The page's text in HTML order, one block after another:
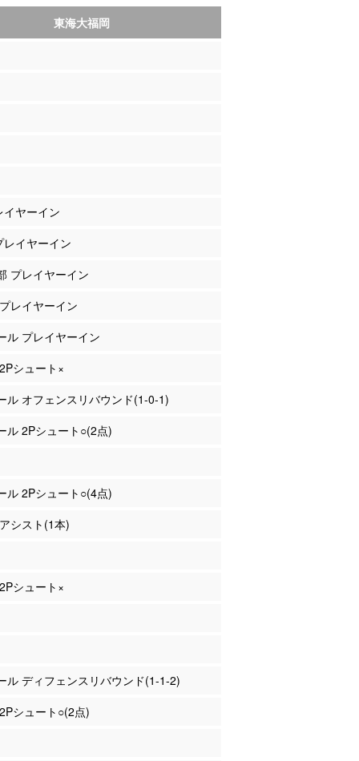
東海大福岡
ヤーイン
イヤーイン
プレイヤーイン
レイヤーイン
ル プレイヤーイン
シュート×
ル オフェンスリバウンド(1-0-1)
ル 2Pシュート○(2点)
ル 2Pシュート○(4点)
シスト(1本)
シュート×
ル ディフェンスリバウンド(1-1-2)
シュート○(2点)